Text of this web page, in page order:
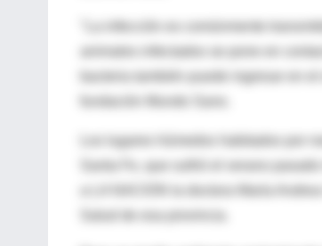
"La infección es comúnmente
animales infectados se pone en
bacteria también puede ingresar en
Los lugares húmedos habitados por
Santa Fe, que sufrió el verano
a LA NACION la doctora María